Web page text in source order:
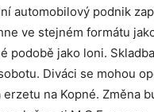
automobilový podnik
ve stejném formátu
podobě jako loni.
Diváci se mohou
na Kopné. Změna